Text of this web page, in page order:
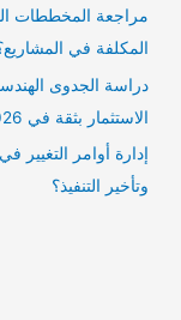
مراجعة المخططات
المكلفة في
دراسة الجدوى
الاستثمار بثقة في 2026؟
إدارة أوامر التغيير
وتأخير التنفيذ؟